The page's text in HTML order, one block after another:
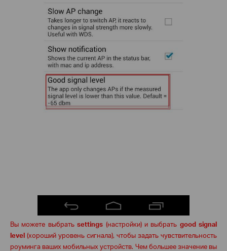
Вы можете выбратьsettings (настройки) и выбрать good signal
level (хороший уровень сигнала), чтобы задать чувствительность
роуминга ваших мобильных устройств. Чем большее значение вы